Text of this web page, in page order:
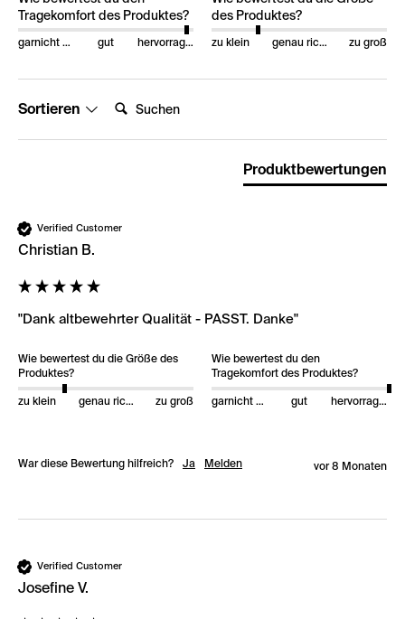
Tragekomfort des Produktes?
garnicht gut gut hervorragend
des Produktes?
zu klein genau richtig zu groß
Sortieren
Produktbewertungen
Verified Customer
Christian B.
"Dank altbewehrter Qualität - PASST. Danke"
Wie bewertest du die Größe des
Produktes?
zu klein genau richtig zu groß
Wie bewertest du den
Tragekomfort des Produktes?
garnicht gut gut hervorragend
War diese Bewertung hilfreich? Ja Melden vor 8 Monaten
Verified Customer
Josefine V.